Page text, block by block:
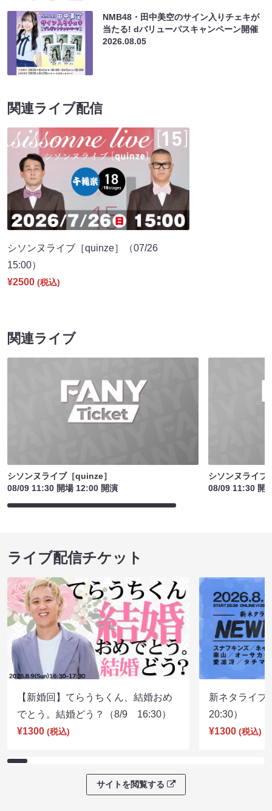
NMB48・田中美空のサイン入りチェキが
当たる! dバリューパスキャンペーン開催
2026.08.05
関連ライブ配信
シソンヌライブ［quinze］（07/26
15:00）
¥2500 (税込)
関連ライブ
シソンヌライブ［quinze］
08/09 11:30 開場 12:00 開演
シソンヌライ
08/09 11:30 開
ライブ配信チケット
【新婚回】てらうちくん、結婚おめ
でとう。結婚どう？（8/9 16:30）
¥1300 (税込)
新ネタライ
20:30）
¥1300 (税込)
サイトを閲覧する